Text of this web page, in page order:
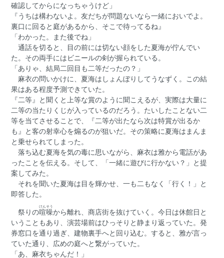
確認してからになっちゃうけど」
『うちは構わないよ。友だちが問題ないなら一緒においでよ。
裏口に回ると庭があるから、そこで待ってるね』
「わかった。また後でね」
通話を切ると、目の前には切ない顔をした夏海が佇んでい
た。その両手にはビニールの剣が握られている。
「ありゃ、結局二回目も二等だったの？」
麻衣の問いかけに、夏海はしょんぼりしてうなずく。この結
果はある程度予測できていた。
『二等』と聞くと上等な賞のように聞こえるが、実際は大量に
二等の当たりくじが入っているのだろう。たいしたことない二
等を当てさせることで、『二等が出たなら次は特賞が出るか
も』と客の射幸心を煽るのが狙いだ。その策略に夏海はまんま
と乗せられてしまった。
落ち込む夏海を気の毒に思いながら、麻衣は雅から電話があ
ったことを伝える。そして、「一緒に遊びに行かない？」と提
案してみた。
それを聞いた夏海は目を輝かせ、一も二もなく「行く！」と
即答した。
祭りの喧噪
けんそう
から離れ、商店街を抜けていく。今日は休館日と
いうこともあり、演芸場前はひっそりと静まり返っていた。発
券窓口を通り過ぎ、建物裏手へと回り込む。すると、雅が言っ
ていた通り、広めの庭へと繋がっていた。
「あ、麻衣ちゃんだ！」